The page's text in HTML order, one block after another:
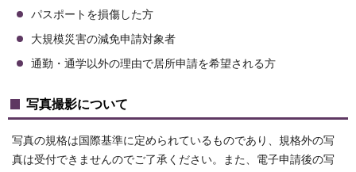
パスポートを損傷した方
大規模災害の減免申請対象者
通勤・通学以外の理由で居所申請を希望される方
写真撮影について
写真の規格は国際基準に定められているものであり、規格外の写
真は受付できませんのでご了承ください。また、電子申請後の写